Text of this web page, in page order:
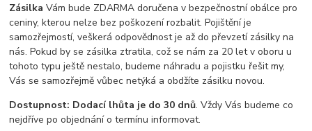
Zásilka Vám bude ZDARMA doručena v bezpečnostní obálce pro
ceniny, kterou nelze bez poškození rozbalit. Pojištění je
samozřejmostí, veškerá odpovědnost je až do převzetí zásilky na
nás. Pokud by se zásilka ztratila, což se nám za 20 let v oboru u
tohoto typu ještě nestalo, budeme náhradu a pojistku řešit my,
Vás se samozřejmě vůbec netýká a obdžíte zásilku novou.
Dostupnost: Dodací lhůta je do 30 dnů. Vždy Vás budeme co
nejdříve po objednání o termínu informovat.